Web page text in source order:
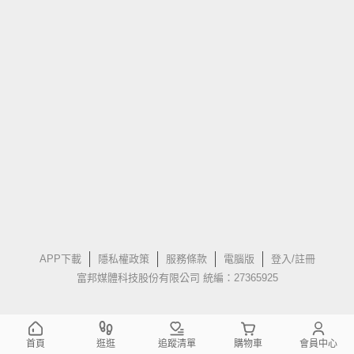
APP下載 隱私權政策 服務條款 電腦版
登入/註冊
富邦媒體科技股份有限公司 統編：27365925
首頁 逛逛 追蹤清單 購物車 會員中心